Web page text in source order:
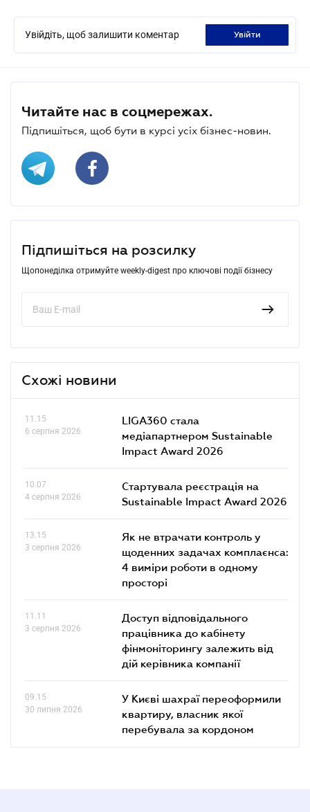
Увійдіть, щоб залишити коментар увійти
Читайте нас в соцмережах.
Підпишіться, щоб бути в курсі усіх бізнес-новин.
Підпишіться на розсилку
Щопонеділка отримуйте weekly-digest про ключові події бізнесу
Схожі новини
11.15
6 серпня 2026
LIGA360 стала
медіапартнером Sustainable
Impact Award 2026
10.07
4 серпня 2026
Стартувала реєстрація на
Sustainable Impact Award 2026
13.15
3 серпня 2026
Як не втрачати контроль у
щоденних задачах комплаєнса:
4 виміри роботи в одному
просторі
11.11
3 серпня 2026
Доступ відповідального
працівника до кабінету
фінмоніторингу залежить від
дій керівника компанії
09.15
30 липня 2026
У Києві шахраї переоформили
квартиру, власник якої
перебувала за кордоном